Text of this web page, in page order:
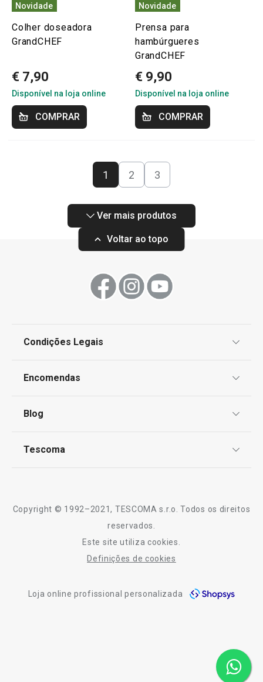
Novidade
Colher doseadora
GrandCHEF
€ 7,90
Disponível na loja online
COMPRAR
Novidade
Prensa para
hambúrgueres
GrandCHEF
€ 9,90
Disponível na loja online
COMPRAR
1 2 3
Ver mais produtos
Voltar ao topo
Condições Legais
Livro de Reclamações
Encomendas
Perguntas Frequentes
Blog
Tescoma
Copyright © 1992–2021, TESCOMA s.r.o. Todos os direitos
reservados.
Este site utiliza cookies.
Definições de cookies
Loja online profissional personalizada